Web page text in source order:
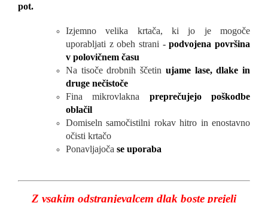
pot.
Izjemno velika krtača, ki jo je mogoče
uporabljati z obeh strani -podvojena površina
v polovičnem času
Na tisoče drobnih ščetin ujame lase, dlake in
druge nečistoče
Fina mikrovlakna preprečujejo poškodbe
oblačil
Domiseln samočistilni rokav hitro in enostavno
očisti krtačo
Ponavljajoča se uporaba
Z vsakim odstranjevalcem dlak boste prejeli